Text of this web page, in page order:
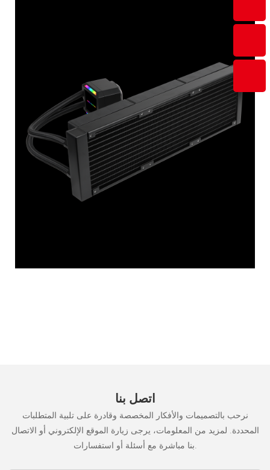
اتصل بنا
نرحب بالتصميمات والأفكار المخصصة وقادرة على تلبية المتطلبات
المحددة. لمزيد من المعلومات، يرجى زيارة الموقع الإلكتروني أو الاتصال